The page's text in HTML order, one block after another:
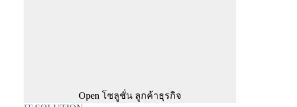
Open โซลูชั่น ลูกค้าธุรกิจ